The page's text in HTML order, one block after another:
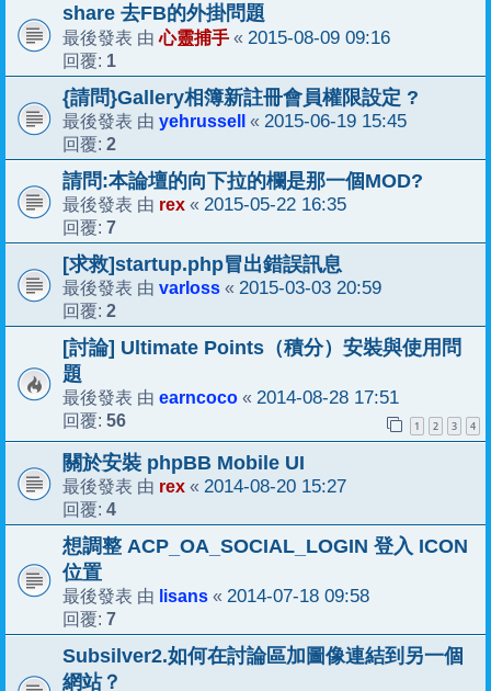
share 去FB的外掛問題
最後發表 由心靈捕手 « 2015-08-09 09:16
回覆: 1
{請問}Gallery相簿新註冊會員權限設定 ?
最後發表 由 yehrussell « 2015-06-19 15:45
回覆: 2
請問:本論壇的向下拉的欄是那一個MOD?
最後發表 由 rex « 2015-05-22 16:35
回覆: 7
[求救]startup.php冒出錯誤訊息
最後發表 由 varloss « 2015-03-03 20:59
回覆: 2
[討論] Ultimate Points（積分）安裝與使用問
題
最後發表 由 earncoco « 2014-08-28 17:51
回覆: 56 1 2 3 4
關於安裝 phpBB Mobile UI
最後發表 由 rex « 2014-08-20 15:27
回覆: 4
想調整 ACP_OA_SOCIAL_LOGIN 登入 ICON
位置
最後發表 由 lisans « 2014-07-18 09:58
回覆: 7
Subsilver2.如何在討論區加圖像連結到另一個
網站？